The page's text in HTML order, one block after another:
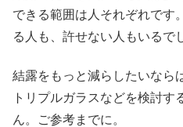
できる範囲は人それぞれです
る人も、許せない人もいるで
結露をもっと減らしたいなら
トリプルガラスなどを検討
ん。ご参考までに。